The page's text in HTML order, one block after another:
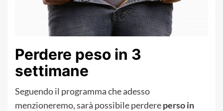
Perdere peso in 3
settimane
Seguendo il programma che adesso
menzioneremo, sarà possibile perdereperso in